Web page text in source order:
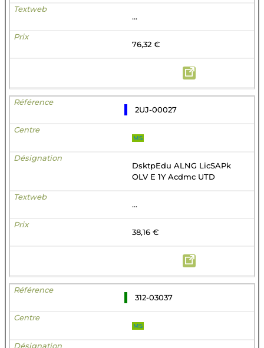
...
76,32 €
2UJ-00027
MS
DsktpEdu ALNG LicSAPk
OLV E 1Y Acdmc UTD
...
38,16 €
312-03037
MS